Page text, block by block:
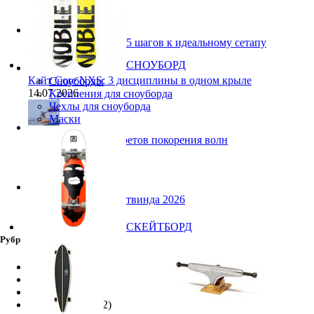
СНОУБОРД
Сноуборды
Крепления для сноуборда
Чехлы для сноуборда
Маски
СКЕЙТБОРД
Выбор гидрофойла: 5 шагов к идеальному сетапу
15.07.2026
Кайт Core NXS: 3 дисциплины в одном крыле
14.07.2026
Ranja Schlotte: 5 секретов покорения волн
13.07.2026
Снаряжение для лайтвинда 2026
10.07.2026
Рубрики
(9)
Видео
(159)
Винг Фоил
Кайт-Туризм
(12)